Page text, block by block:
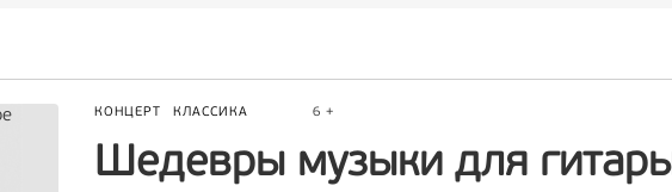
КОНЦЕРТ КЛАССИКА 6 +
Шедевры музыки для